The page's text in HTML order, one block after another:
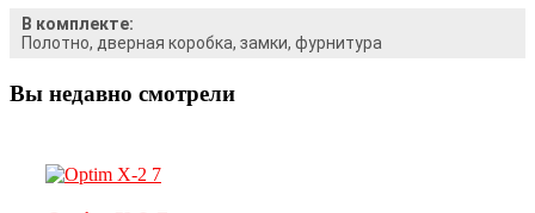
В комплекте:
Полотно, дверная коробка, замки, фурнитура
Вы недавно смотрели